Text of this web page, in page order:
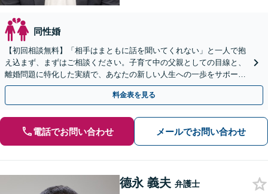
同性婚
【初回相談無料】「相手はまともに話を聞いてくれない」と一人で抱
え込まず、まずはご相談ください。子育て中の父親としての目線と、
離婚問題に特化した実績で、あなたの新しい人生への一歩をサポート
します。毅然とした対応で、正当な権利を守り抜きます。
料金表を見る
電話でお問い合わせ メールでお問い合わせ
德永 義夫 弁護士